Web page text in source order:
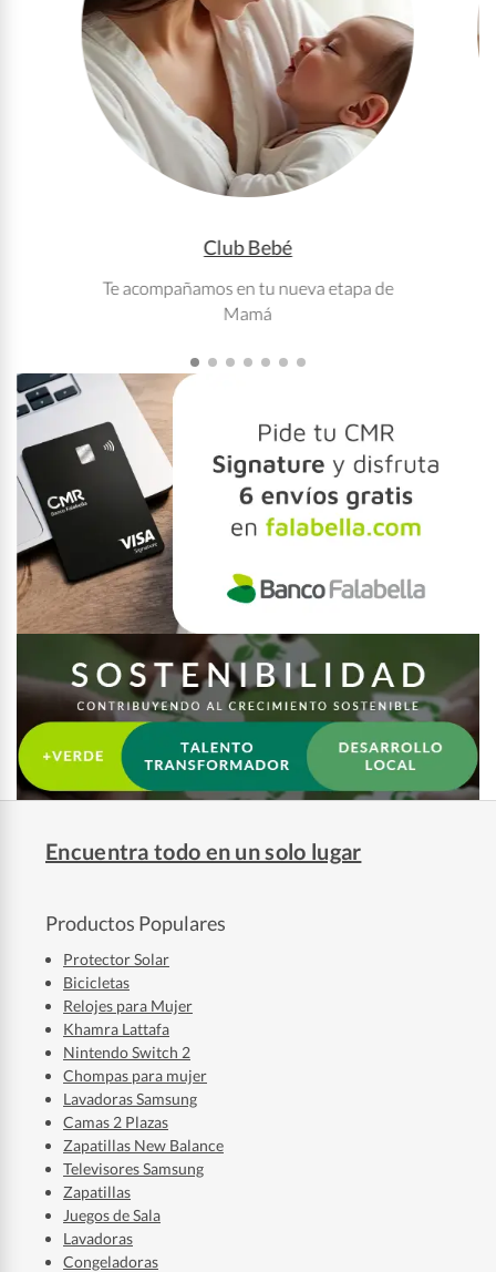
Club Bebé
Te acompañamos en tu nueva etapa de
Mamá
Encuentra todo en un solo lugar
Productos Populares
Protector Solar
Bicicletas
Relojes para Mujer
Khamra Lattafa
Nintendo Switch 2
Chompas para mujer
Lavadoras Samsung
Camas 2 Plazas
Zapatillas New Balance
Televisores Samsung
Zapatillas
Juegos de Sala
Lavadoras
Congeladoras